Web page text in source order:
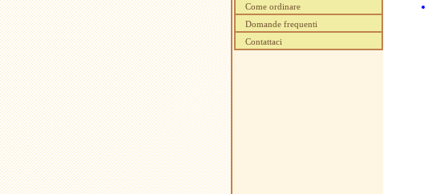
Come ordinare
Domande frequenti
Contattaci